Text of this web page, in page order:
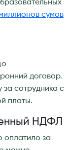
сумов
договор.
за сотрудника с
платы.
НДФЛ
оплатило за